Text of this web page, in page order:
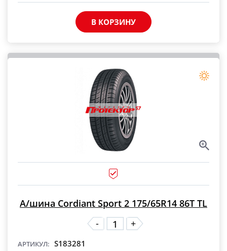
В КОРЗИНУ
А/шина Cordiant Sport 2 175/65R14 86T TL
-
+
АРТИКУЛ: S183281